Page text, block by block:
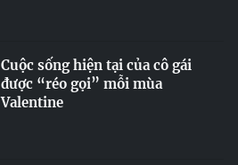
Cuộc sống hiện tại của cô gái
được “réo gọi” mỗi mùa
Valentine